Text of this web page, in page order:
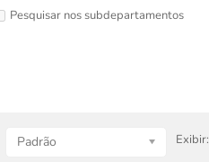
Pesquisar nos subdepartamentos
Padrão Exibir: